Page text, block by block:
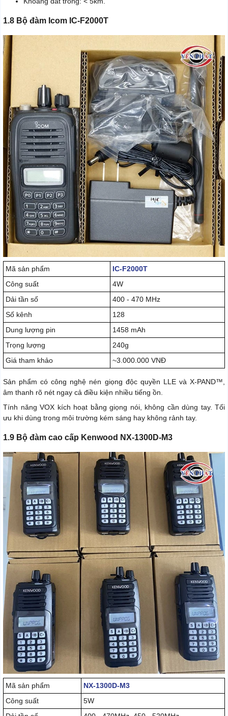
1.8 Bộ đàm Icom IC-F2000T
Mã sản phẩm
IC-F2000T
Công suất
4W
Dải tần số
400 - 470 MHz
Số kênh
128
Dung lượng pin
1458 mAh
Trọng lượng
240g
Giá tham khảo
~3.000.000 VNĐ
Sản phẩm có công nghệ nén giọng độc quyền LLE và X-PAND™,
âm thanh rõ nét ngay cả điều kiện nhiều tiếng ồn.
Tính năng VOX kích hoạt bằng giọng nói, không cần dùng tay. Tối
ưu khi dùng trong môi trường kém sáng hay không rảnh tay.
1.9 Bộ đàm cao cấp Kenwood NX-1300D-M3
Mã sản phẩm
NX-1300D-M3
Công suất
5W